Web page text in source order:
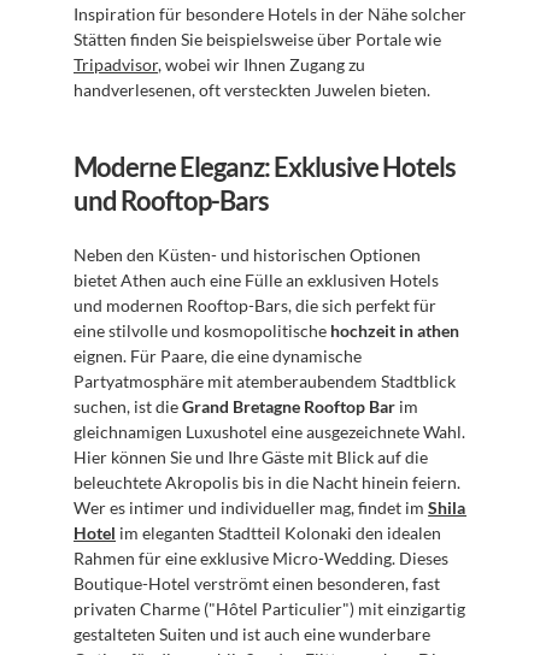
Inspiration für besondere Hotels in der Nähe solcher
Tripadvisor, wobei wir Ihnen Zugang zu
handverlesenen, oft versteckten Juwelen bieten.
Moderne Eleganz: Exklusive Hotels
und Rooftop-Bars
Neben den Küsten- und historischen Optionen
bietet Athen auch eine Fülle an exklusiven Hotels
und modernen Rooftop-Bars, die sich perfekt für
eine stilvolle und kosmopolitische hochzeit in athen
eignen. Für Paare, die eine dynamische
Partyatmosphäre mit atemberaubendem Stadtblick
suchen, ist die Grand Bretagne Rooftop Bar im
gleichnamigen Luxushotel eine ausgezeichnete Wahl.
Hier können Sie und Ihre Gäste mit Blick auf die
beleuchtete Akropolis bis in die Nacht hinein feiern.
Wer es intimer und individueller mag, findet im Shila
Hotel im eleganten Stadtteil Kolonaki den idealen
Rahmen für eine exklusive Micro-Wedding. Dieses
Boutique-Hotel verströmt einen besonderen, fast
privaten Charme ("Hôtel Particulier") mit einzigartig
gestalteten Suiten und ist auch eine wunderbare